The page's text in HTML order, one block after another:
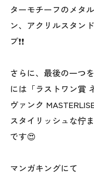
ターモチーフのメタ
ン、アクリルスタン
プ❗❗
さらに、最後の一つ
には「ラストワン賞
ヴァンク MASTERLISE
スタイリッシュな佇
です😍
マンガキングにて